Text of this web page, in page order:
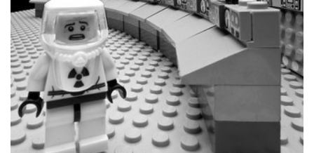
g
a
t
i
o
n